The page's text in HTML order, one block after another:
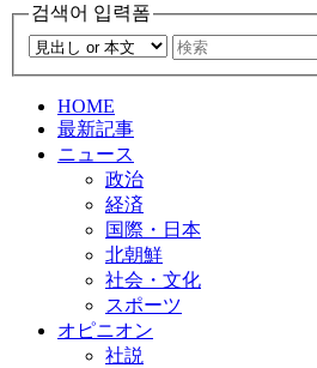
검색어 입력폼
HOME
最新記事
ニュース
政治
経済
国際・日本
北朝鮮
社会・文化
スポーツ
オピニオン
社説